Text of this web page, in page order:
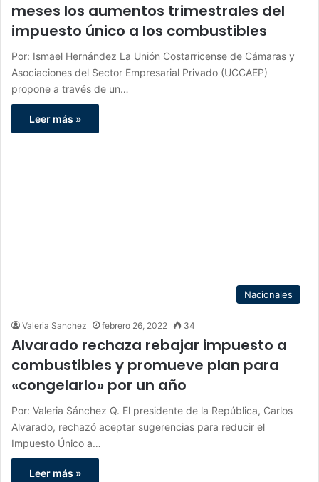
meses los aumentos trimestrales del
impuesto único a los combustibles
Por: Ismael Hernández La Unión Costarricense de Cámaras y
Asociaciones del Sector Empresarial Privado (UCCAEP)
propone a través de un…
Leer más »
Nacionales
Valeria Sanchez febrero 26, 2022 34
Alvarado rechaza rebajar impuesto a
combustibles y promueve plan para
«congelarlo» por un año
Por: Valeria Sánchez Q. El presidente de la República, Carlos
Alvarado, rechazó aceptar sugerencias para reducir el
Impuesto Único a…
Leer más »